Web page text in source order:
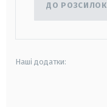
ДО РОЗСИЛОК
Наші додатки: